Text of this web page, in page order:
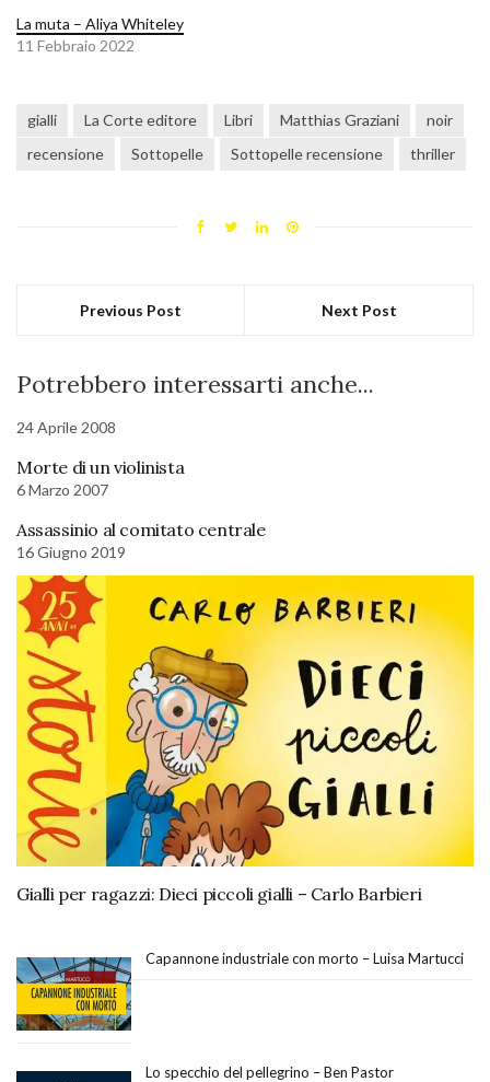
La muta – Aliya Whiteley
11 Febbraio 2022
gialli La Corte editore Libri Matthias Graziani
noir
recensione
Sottopelle Sottopelle recensione thriller
Previous Post Next Post
Potrebbero interessarti anche...
24 Aprile 2008
Morte di un violinista
6 Marzo 2007
Assassinio al comitato centrale
16 Giugno 2019
Gialli per ragazzi: Dieci piccoli gialli – Carlo Barbieri
Capannone industriale con morto – Luisa Martucci
Lo specchio del pellegrino – Ben Pastor